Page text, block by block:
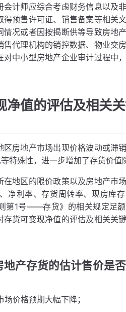
计师应综合考虑财务信息以及
预售许可证、销售备案等相关
况或者因按揭断供等导致房地
代理机构的销控数据、物业交
中小型房地产企业审计过程中
值的评估及相关
房地产市场出现价格波动或滞
特殊性，进一步增加了存货价值
地区的限价政策以及房地产市
净利率、存货周转率、现房库
第1号——存货》的相关规定足
货可变现净值的评估及相关关
地产存货的估计售价是
价格预期大幅下降；